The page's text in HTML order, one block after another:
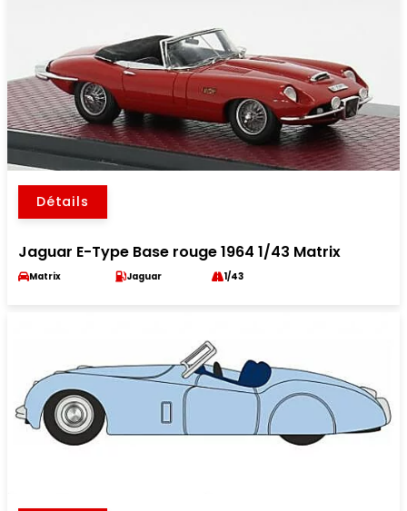
Détails
Jaguar E-Type Base rouge 1964 1/43 Matrix
Matrix Jaguar 1/43